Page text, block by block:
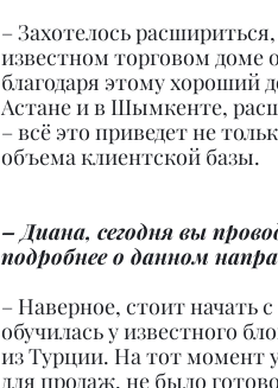
– Захотелось
известном торговом доме
благодаря этому хороший
Астане и в Шымкенте,
– всё это приведет не
объема клиентской базы.
– Диана, сегодня вы
подробнее о данном
– Наверное, стоит начать
обучилась у известного
из Турции. На тот момент
для продаж, не было